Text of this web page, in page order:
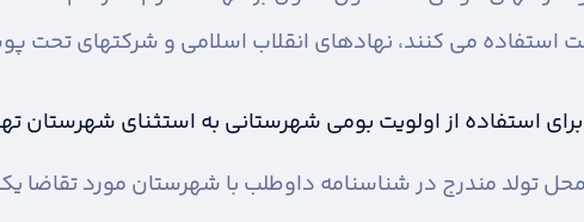
می کنند، نهادهای انقلاب اسلامی و شرکتهای تحت پوشش آنها از
برای استفاده از اولویت بومی شهرستانی به استثنای شهرستان
تولد مندرج در شناسنامه داوطلب با شهرستان مورد تقاضا